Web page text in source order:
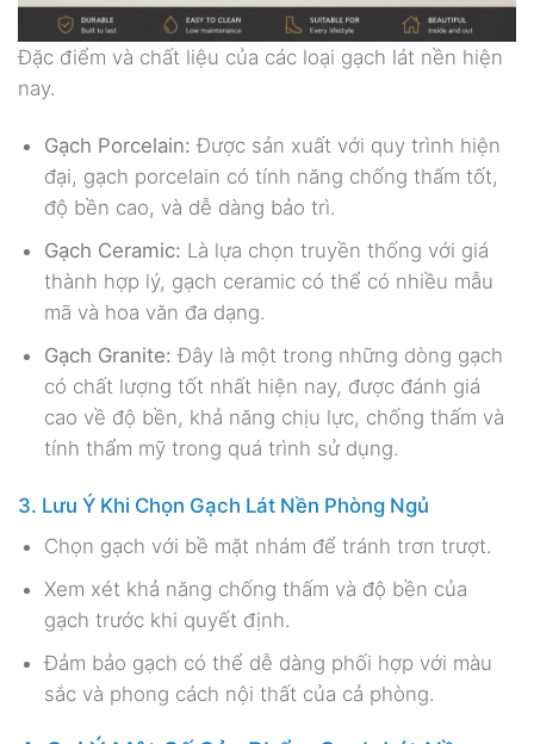
Đặc điểm và chất liệu của các loại gạch lát nền hiện
nay.
Gạch Porcelain: Được sản xuất với quy trình hiện
đại, gạch porcelain có tính năng chống thấm tốt,
độ bền cao, và dễ dàng bảo trì.
Gạch Ceramic: Là lựa chọn truyền thống với giá
thành hợp lý, gạch ceramic có thể có nhiều mẫu
mã và hoa văn đa dạng.
Gạch Granite: Đây là một trong những dòng gạch
có chất lượng tốt nhất hiện nay, được đánh giá
cao về độ bền, khả năng chịu lực, chống thấm và
tính thẩm mỹ trong quá trình sử dụng.
3. Lưu Ý Khi Chọn Gạch Lát Nền Phòng Ngủ
Chọn gạch với bề mặt nhám để tránh trơn trượt.
Xem xét khả năng chống thấm và độ bền của
gạch trước khi quyết định.
Đảm bảo gạch có thể dễ dàng phối hợp với màu
sắc và phong cách nội thất của cả phòng.